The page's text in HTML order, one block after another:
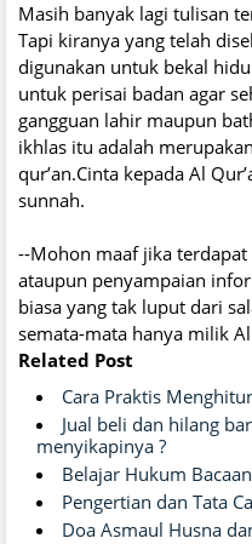
Masih banyak lagi tulisan
Tapi kiranya yang telah
digunakan untuk bekal
untuk perisai badan agar
gangguan lahir maupun
ikhlas itu adalah
qur’an.Cinta kepada Al
sunnah.
--Mohon maaf jika
ataupun penyampaian
biasa yang tak luput dari
semata-mata hanya milik
Related Post
Cara Praktis
Jual beli dan hilang
menyikapinya ?
Belajar Hukum
Pengertian dan Tata
Doa Asmaul Husna